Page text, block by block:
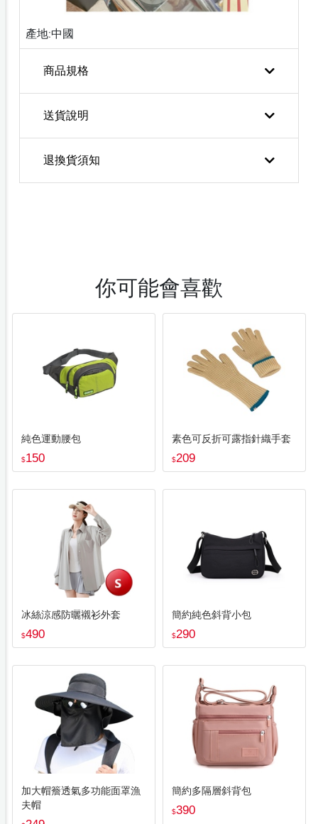
產地:中國
商品規格
送貨說明
退換貨須知
你可能會喜歡
純色運動腰包
$150
素色可反折可露指針織手套
$209
冰絲涼感防曬襯衫外套
$490
簡約純色斜背小包
$290
加大帽簷透氣多功能面罩漁
夫帽
簡約多隔層斜背包
$390